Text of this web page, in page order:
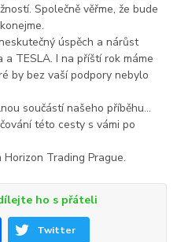
Společně věřme, že bude
úspěch a nárůst
TESLA. I na příští rok máme
by bez vaší podpory nebylo
součástí našeho příběhu...
této cesty s vámi po
Trading Prague.
ho s přáteli
Twitter